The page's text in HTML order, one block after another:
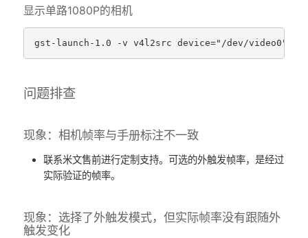
显示单路1080P的相机
问题排查
现象：相机帧率与手册标注不一致
联系米文售前进行定制支持。可选的外触发帧率，是经过
实际验证的帧率。
现象：选择了外触发模式，但实际帧率没有跟随外
触发变化